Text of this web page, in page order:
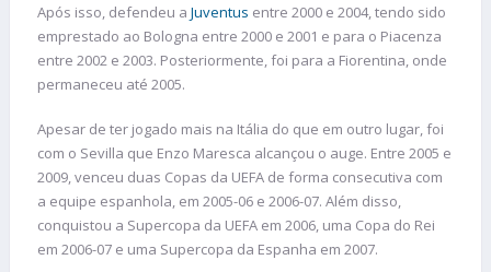
Após isso, defendeu a Juventus entre 2000 e 2004, tendo sido
emprestado ao Bologna entre 2000 e 2001 e para o Piacenza
entre 2002 e 2003. Posteriormente, foi para a Fiorentina, onde
permaneceu até 2005.
Apesar de ter jogado mais na Itália do que em outro lugar, foi
com o Sevilla que Enzo Maresca alcançou o auge. Entre 2005 e
2009, venceu duas Copas da UEFA de forma consecutiva com
a equipe espanhola, em 2005-06 e 2006-07. Além disso,
conquistou a Supercopa da UEFA em 2006, uma Copa do Rei
em 2006-07 e uma Supercopa da Espanha em 2007.